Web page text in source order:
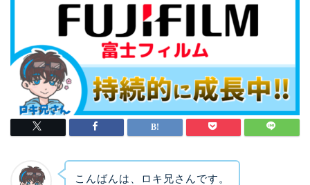
こんばんは、ロキ兄さんです。